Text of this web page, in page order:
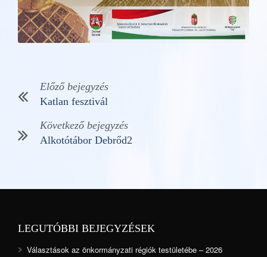
Előző bejegyzés
Katlan fesztivál
Következő bejegyzés
Alkotótábor Debrőd2
LEGUTÓBBI BEJEGYZÉSEK
Választások az önkormányzati régiók testületébe – 2026